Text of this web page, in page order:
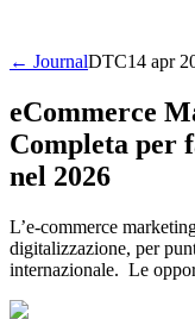
← JournalDTC14 apr
eCommerce
Completa per
nel 2026
L’e-commerce
digitalizzazione, per
internazionale. ‍ Le